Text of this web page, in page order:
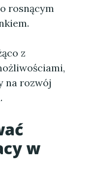
rosnącym
z
na rozwój
w